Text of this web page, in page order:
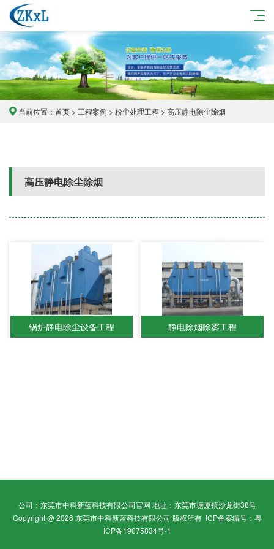
当前位置： 首页 > 工程案例 > 粉尘处理工程 > 高压静电除尘除烟
高压静电除尘除烟
锅炉静电除尘设备工程 静电除烟除雾工程
公司：东莞市中科新蓝科技有限公司官网 地址：东莞市塘厦镇沙龙街38号
Copyright @ 2026 东莞市中科新蓝科技有限公司 版权所有 ICP备案编号：粤
ICP备19075834号-1